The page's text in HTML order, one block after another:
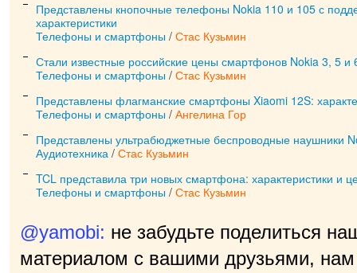
Представлены кнопочные телефоны Nokia 110 и 105 с
характеристики
Телефоны и смартфоны / Стас Кузьмин
Стали известные российские цены смартфонов Nokia 3, 5 и
Телефоны и смартфоны / Стас Кузьмин
Представлены флагманские смартфоны Xiaomi 12S:
Телефоны и смартфоны / Ангелина Гор
Представлены ультрабюджетные беспроводные наушники
Аудиотехника / Стас Кузьмин
TCL представила три новых смартфона: характеристики и
Телефоны и смартфоны / Стас Кузьмин
@yamobi: не забудьте поделиться
материалом с вашими друзьями, нам